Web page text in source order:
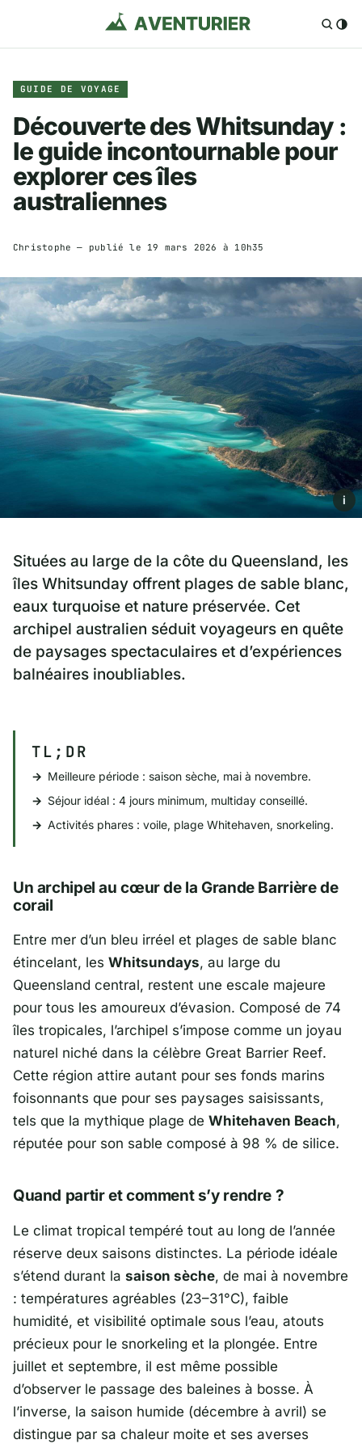
GUIDE DE VOYAGE
Découverte des Whitsunday :
le guide incontournable pour
explorer ces îles
australiennes
Christophe — publié le 19 mars 2026 à 10h35
i
Situées au large de la côte du Queensland, les
îles Whitsunday offrent plages de sable blanc,
eaux turquoise et nature préservée. Cet
archipel australien séduit voyageurs en quête
de paysages spectaculaires et d’expériences
balnéaires inoubliables.
TL;DR
Meilleure période : saison sèche, mai à novembre.
Séjour idéal : 4 jours minimum, multiday conseillé.
Activités phares : voile, plage Whitehaven, snorkeling.
Un archipel au cœur de la Grande Barrière de
corail
Entre mer d’un bleu irréel et plages de sable blanc
étincelant, les Whitsundays, au large du
Queensland central, restent une escale majeure
pour tous les amoureux d’évasion. Composé de 74
îles tropicales, l’archipel s’impose comme un joyau
naturel niché dans la célèbre Great Barrier Reef.
Cette région attire autant pour ses fonds marins
foisonnants que pour ses paysages saisissants,
tels que la mythique plage de Whitehaven Beach,
réputée pour son sable composé à 98 % de silice.
Quand partir et comment s’y rendre ?
Le climat tropical tempéré tout au long de l’année
réserve deux saisons distinctes. La période idéale
s’étend durant la saison sèche, de mai à novembre
: températures agréables (23–31°C), faible
humidité, et visibilité optimale sous l’eau, atouts
précieux pour le snorkeling et la plongée. Entre
juillet et septembre, il est même possible
d’observer le passage des baleines à bosse. À
l’inverse, la saison humide (décembre à avril) se
distingue par sa chaleur moite et ses averses